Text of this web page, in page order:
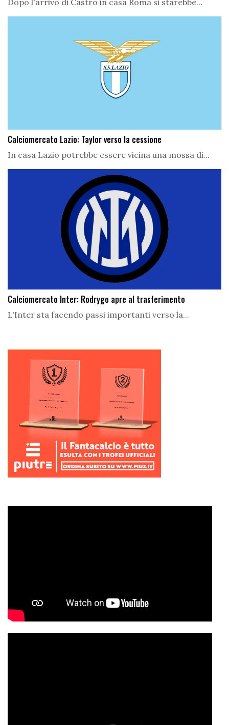
Calciomercato Lazio: Taylor verso la cessione
In casa Lazio potrebbe essere vicina una mossa di...
Calciomercato Inter: Rodrygo apre al trasferimento
L'Inter sta facendo passi importanti verso la...